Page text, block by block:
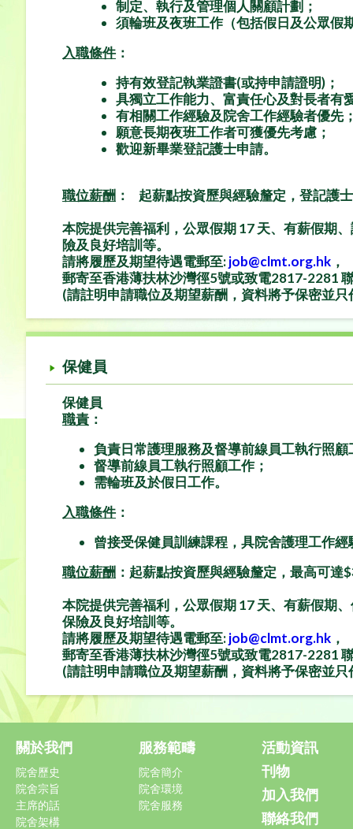
制定、執行及管理個人關顧計劃；
須輪班及夜班工作（包括假日及公眾假
入職條件 ：
持有效登記執業證書(或持申請證明)；
具獨立工作能力、富責任心及對長者有
有相關工作經驗及院舍工作經驗者優先
願意長期夜班工作者可獲優先考慮；
歡迎新畢業登記護士申請。
職位薪酬 ：
起薪點按資歷與經驗釐定，登記護
本院提供完善福利，公眾假期 17 天、有薪假期
險及良好培訓等。
請將履歷及期望待遇電郵至:job@clmt.org.hk ，
郵寄至香港薄扶林沙灣徑5號或致電2817-2281
(請註明申請職位及期望薪酬 ，資料將予保密並
保健員
保健員
職責 ：
負責日常護理服務及督導前線員工執行照顧
督導前線員工執行照顧工作；
需輪班及於假日工作。
入職條件 ：
曾接受保健員訓練課程，具院舍護理工作經
職位薪酬 ： 起薪點按資歷與經驗釐定，最高可達
本院提供完善福利，公眾假期 17 天、有薪假期
保險及良好培訓等。
請將履歷及期望待遇電郵至:job@clmt.org.hk ，
郵寄至香港薄扶林沙灣徑5號或致電2817-2281
(請註明申請職位及期望薪酬 ，資料將予保密並
關於我們
院舍歷史
院舍宗旨
主席的話
院舍架構
服務範疇
院舍簡介
院舍環境
院舍服務
活動資訊
刊物
加入我們
聯絡我們